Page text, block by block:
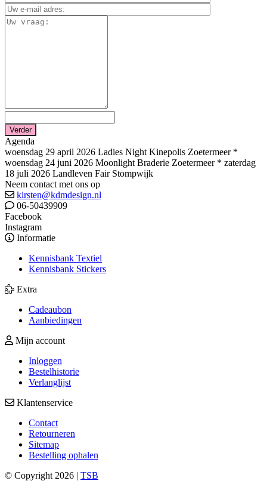
Verder
Agenda
woensdag 29 april 2026 Ladies Night Kinepolis Zoetermeer *
woensdag 24 juni 2026 Moonlight Braderie Zoetermeer * zaterdag
18 juli 2026 Landleven Fair Stompwijk
Neem contact met ons op
kirsten@kdmdesign.nl
06-50439909
Facebook
Instagram
Informatie
Kennisbank Textiel
Kennisbank Stickers
Extra
Cadeaubon
Aanbiedingen
Mijn account
Inloggen
Bestelhistorie
Verlanglijst
Klantenservice
Contact
Retourneren
Sitemap
Bestelling ophalen
© Copyright 2026 | TSB